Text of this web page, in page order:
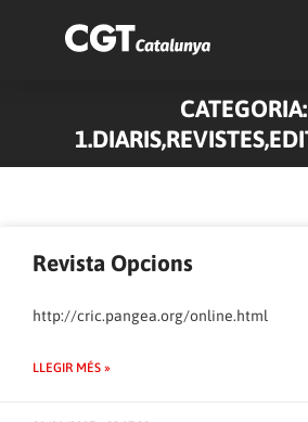
CATEGORIA:
Revista Opcions
http://cric.pangea.org/online.html
LLEGIR MÉS »